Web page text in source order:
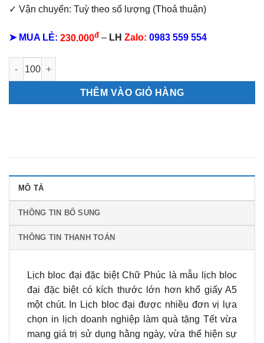
✓ Vận chuyển: Tuỳ theo số lượng (Thoả thuận)
➤ MUA LẺ: 230.000đ – LH Zalo: 0983 559 554
Lịch bloc đại đặc biệt Chữ Phúc số lượng
THÊM VÀO GIỎ HÀNG
MÔ TẢ
THÔNG TIN BỔ SUNG
THÔNG TIN THANH TOÁN
Lịch bloc đại đặc biệt Chữ Phúc là mẫu lịch bloc
đại đặc biệt có kích thước lớn hơn khổ giấy A5
một chút. In Lịch bloc đại được nhiều đơn vị lựa
chọn in lịch doanh nghiệp làm quà tặng Tết vừa
mang giá trị sử dụng hằng ngày, vừa thể hiện sự